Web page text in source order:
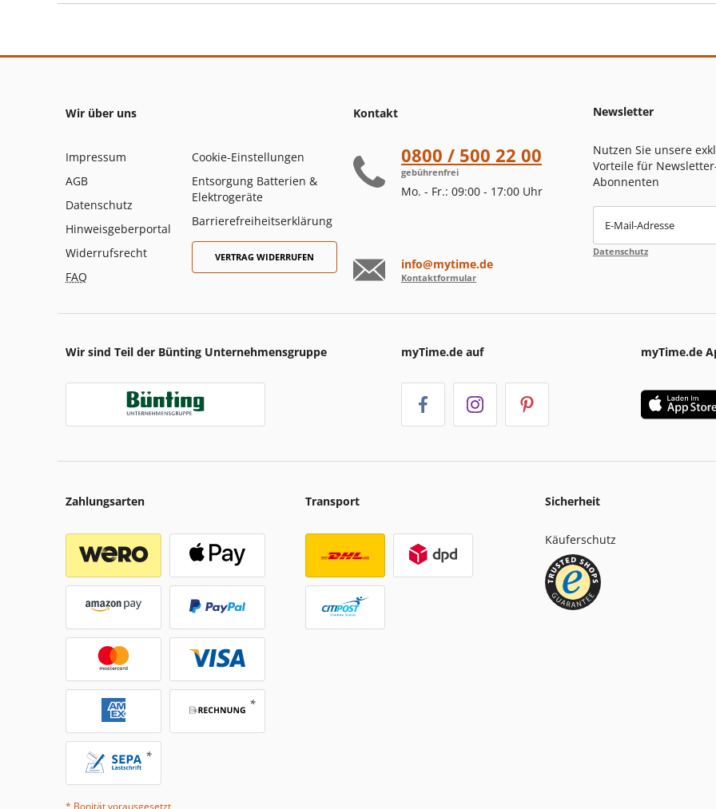
Wir über uns
Impressum
AGB
Datenschutz
Hinweisgeberportal
Widerrufsrecht
FAQ
Cookie-Einstellungen
Entsorgung Batterien &
Elektrogeräte
Barrierefreiheitserklärung
VERTRAG WIDERRUFEN
Kontakt
0800 / 500 22 00
gebührenfrei
Mo. - Fr.: 09:00 - 17:00 Uhr
info@mytime.de
Kontaktformular
Newsletter
Nutzen Sie unsere
Vorteile für
Abonnenten
E-Mail-Adresse
Datenschutz
Wir sind Teil der Bünting Unternehmensgruppe myTime.de auf myTime.de
Zahlungsarten
* Bonität vorausgesetzt
Transport Sicherheit
Käuferschutz